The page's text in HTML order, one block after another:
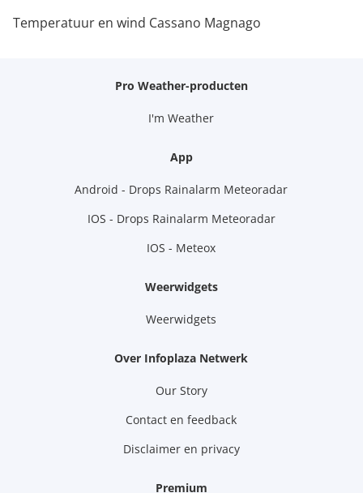
Temperatuur en wind Cassano Magnago
Pro Weather-producten
I'm Weather
App
Android - Drops Rainalarm Meteoradar
IOS - Drops Rainalarm Meteoradar
IOS - Meteox
Weerwidgets
Weerwidgets
Over Infoplaza Netwerk
Our Story
Contact en feedback
Disclaimer en privacy
Premium